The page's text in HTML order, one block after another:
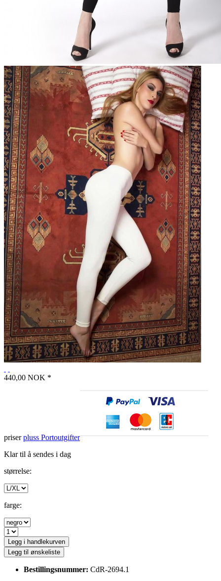
440,00 NOK *
priserpluss Portoutgifter
Klar til å sendes i dag
størrelse:
farge:
Legg i handlekurven
Legg til ønskeliste
Bestillingsnummer: CdR-2694.1